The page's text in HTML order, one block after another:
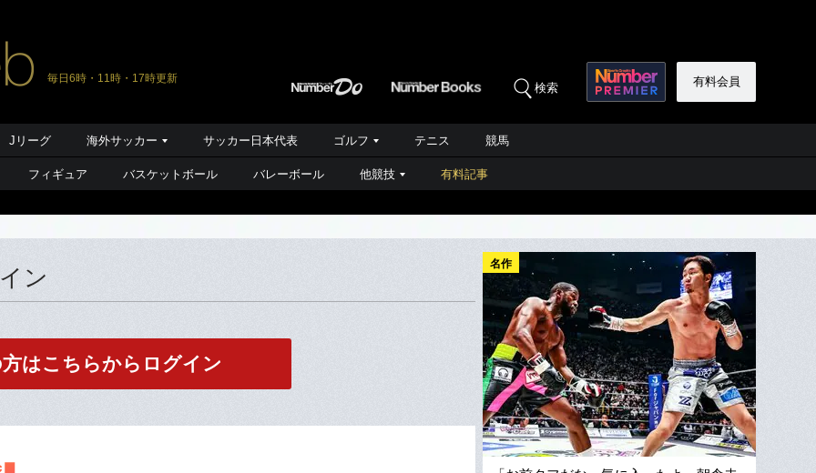
毎日6時・11時・17時更新
検索 有料会員
Jリーグ 海外サッカー サッカー日本代表 ゴルフ テニス 競馬
フィギュア バスケットボール バレーボール 他競技 有料記事
ン
はこちらからログイン
名作